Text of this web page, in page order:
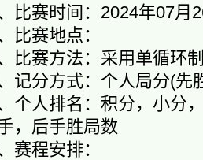
赛时间：2024年07月
赛地点：
赛方法：采用单循环
分方式：个人局分(先
人排名：积分，小分，
，后手胜局数
程安排：